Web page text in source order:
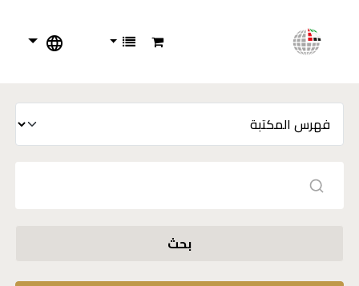
بحث